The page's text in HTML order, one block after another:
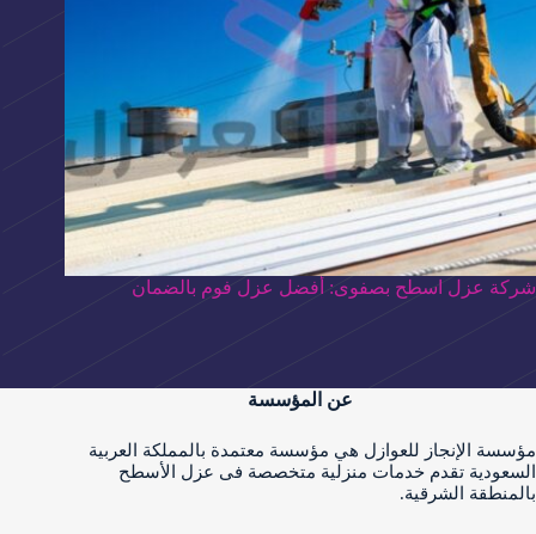
شركة عزل اسطح بصفوى: أفضل عزل فوم بالضمان
عن المؤسسة
مؤسسة الإنجاز للعوازل هي مؤسسة معتمدة بالمملكة العربية
السعودية تقدم خدمات منزلية متخصصة فى عزل الأسطح
بالمنطقة الشرقية.